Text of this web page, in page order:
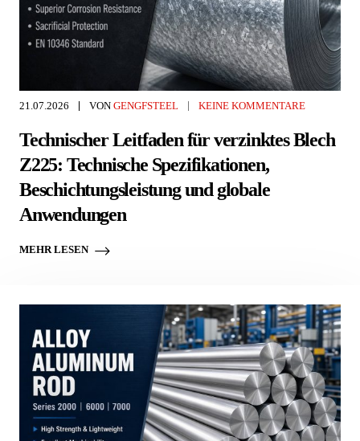
21.07.2026 VON GENGFSTEEL KEINE KOMMENTARE
Technischer Leitfaden für verzinktes Blech
Z225: Technische Spezifikationen,
Beschichtungsleistung und globale
Anwendungen
MEHR LESEN